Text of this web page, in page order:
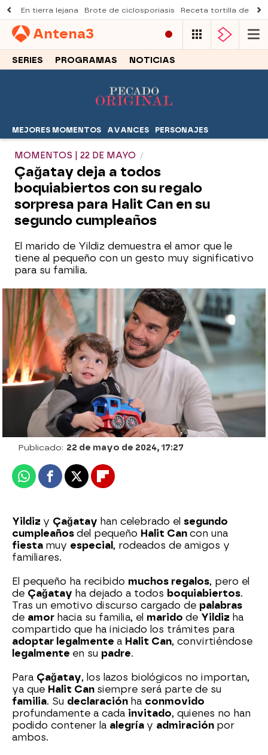
En tierra lejana Brote de ciclosporiasis Receta tortilla de
Antena3
SERIES PROGRAMAS NOTICIAS
MEJORES MOMENTOS AVANCES PERSONAJES
MOMENTOS | 22 DE MAYO
Çağatay deja a todos
boquiabiertos con su regalo
sorpresa para Halit Can en su
segundo cumpleaños
El marido de Yildiz demuestra el amor que le
tiene al pequeño con un gesto muy significativo
para su familia.
Yildiz se emociona al escuchar la primera
palabra de Halit Can a Çagatay: “¡Ha
dicho papá!”
Eire García Arbaizar |
Desirée Castillo
Publicado: 22 de mayo de 2024, 17:27
WhatsappFacebook
X Flipboard
Yildiz y Çağatay han celebrado el segundo
cumpleaños del pequeño Halit Can con una
fiesta muy especial , rodeados de amigos y
familiares.
El pequeño ha recibido muchos regalos, pero el
de Çağatay ha dejado a todos boquiabiertos.
Tras un emotivo discurso cargado de palabras
de amor hacia su familia, el marido de Yildiz ha
compartido que ha iniciado los trámites para
adoptar legalmente a Halit Can, convirtiéndose
legalmente en su padre.
Para Çağatay, los lazos biológicos no importan,
ya que Halit Can siempre será parte de su
familia. Su declaración ha conmovido
profundamente a cada invitado, quienes no han
podido contener la alegría y admiración por
ambos.